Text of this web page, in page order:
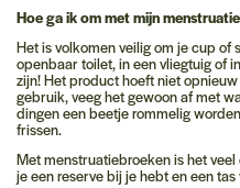
Hoe ga ik om met mijn
Het is volkomen veilig om je cup of
openbaar toilet, in een vliegtuig of
zijn! Het product hoeft niet
gebruik, veeg het gewoon af met
dingen een beetje rommelig
frissen.
Met menstruatiebroeken is het
je een reserve bij je hebt en een